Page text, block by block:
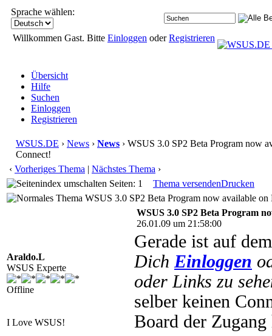
Sprache wählen:
Willkommen Gast. Bitte Einloggen oderRegistrieren
Übersicht
Hilfe
Suchen
Einloggen
Registrieren
WSUS.DE › News › News › WSUS 3.0 SP2 Beta Program now
Connect!
‹ Vorheriges Thema | Nächstes Thema ›
Seiten: 1
Thema versendenDrucken
WSUS 3.0 SP2 Beta Program now available
Araldo.L
WSUS Experte
Offline
I Love WSUS!
WSUS 3.0 SP2 Beta Program
26.01.09 um 21:58:00
Gerade ist auf
Dich Einloggen
oder Links zu
selber keinen
Board der Zugang